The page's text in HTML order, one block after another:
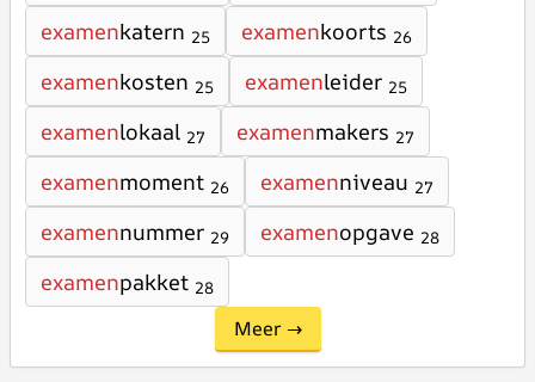
examenkatern 25 examenkoorts 26
examenkosten 25 examenleider 25
examenlokaal 27 examenmakers 27
examenmoment 26 examenniveau 27
examennummer 29 examenopgave 28
examenpakket 28
Meer →